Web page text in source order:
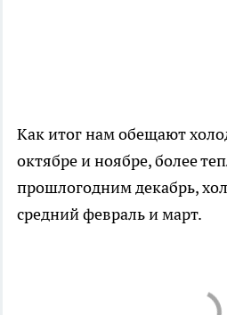
Как итог нам обещают
октябре и ноябре, более
прошлогодним декабрь,
средний февраль и март.